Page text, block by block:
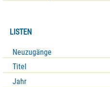
LISTEN
Neuzugänge
Titel
Jahr